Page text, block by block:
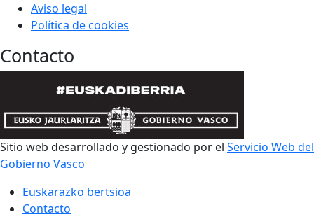
Aviso legal
Política de cookies
Contacto
Sitio web desarrollado y gestionado por el Servicio Web del
Gobierno Vasco
Euskarazko bertsioa
Contacto